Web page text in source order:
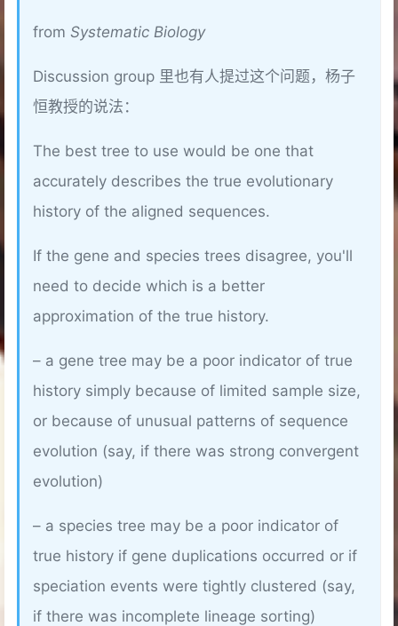
from Systematic Biology
Discussion group 里也有人提过这个问题，杨子
恒教授的说法：
The best tree to use would be one that
accurately describes the true evolutionary
history of the aligned sequences.
If the gene and species trees disagree, you'll
need to decide which is a better
approximation of the true history.
– a gene tree may be a poor indicator of true
history simply because of limited sample size,
or because of unusual patterns of sequence
evolution (say, if there was strong convergent
evolution)
– a species tree may be a poor indicator of
true history if gene duplications occurred or if
speciation events were tightly clustered (say,
if there was incomplete lineage sorting)